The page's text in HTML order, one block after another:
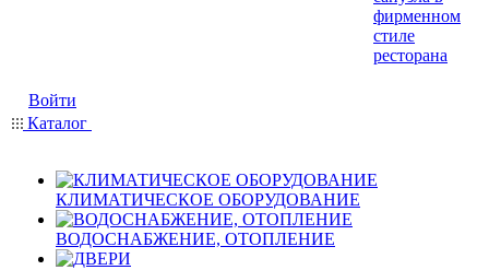
фирменном
стиле
ресторана
Войти
Каталог
КЛИМАТИЧЕСКОЕ ОБОРУДОВАНИЕ
ВОДОСНАБЖЕНИЕ, ОТОПЛЕНИЕ